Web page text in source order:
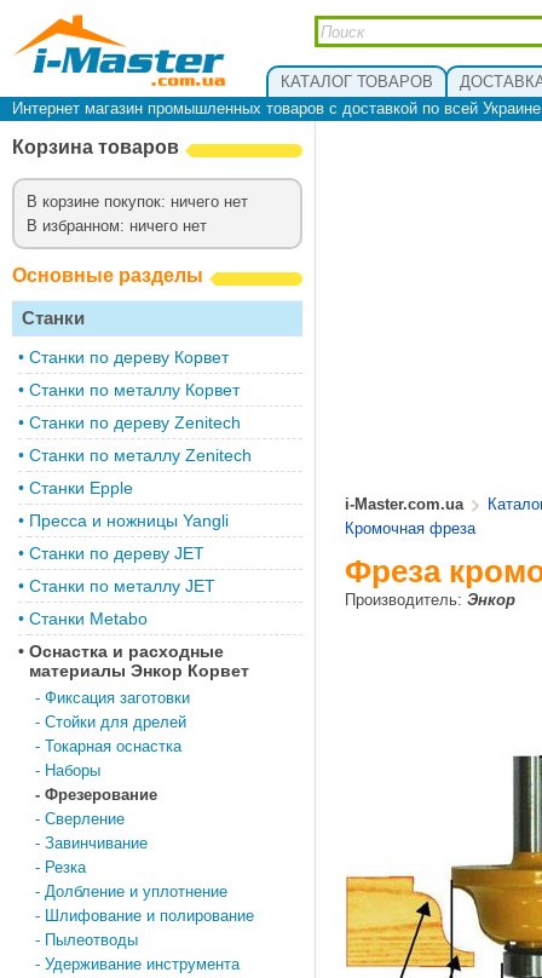
КАТАЛОГ ТОВАРОВ
Интернет магазин промышленных товаров с доставкой по всей
Корзина товаров
В корзине покупок: ничего нет
В избранном: ничего нет
Основные разделы
Станки
• Cтанки по дереву Корвет
• Станки по металлу Корвет
• Cтанки по дереву Zenitech
• Cтанки по металлу Zenitech
• Станки Epple
• Пресса и ножницы Yangli
• Станки по дереву JET
• Станки по металлу JET
• Станки Metabo
• Оснастка и расходные
материалы Энкор Корвет
- Фиксация заготовки
- Стойки для дрелей
- Токарная оснастка
- Наборы
- Фрезерование
- Сверление
- Завинчивание
- Резка
- Долбление и уплотнение
- Шлифование и полирование
- Пылеотводы
- Удерживание инструмента
i-Master.com.ua
Кромочная фреза
Фреза
Производитель: Энкор